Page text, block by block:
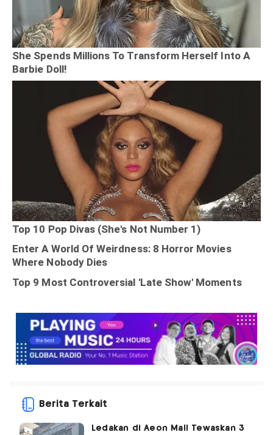
Berita Terkait
Ledakan di Aeon Mall Tewaskan 3